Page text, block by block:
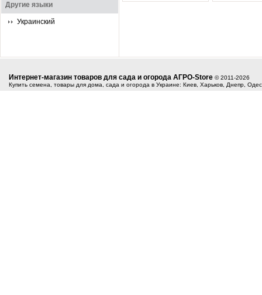
Другие языки
Украинский
Интернет-магазин товаров для сада и огорода АГРО-Store © 2011-2026
Купить семена, товары для дома, сада и огорода в Украине: Киев, Харьков, Днепр,